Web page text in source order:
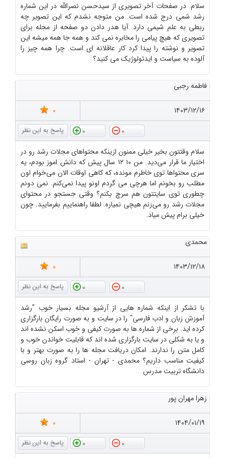
سلام. در صفحات آخر تصویری از سیدحسن نصرالله در این شماره
رشد شمی درج شده است. من متوجه نشدم که این تصویر چه
ربطی به علم شیمی دارد. آیا هدر دادن دو صفحه از مجله برای
تصویری که هیچ پیامی را مخابره نمی کند و همه جا همه میشه این
تصویر و نوشته را پیدا کرد کار عاقلانه ای است. چرا همه چیز را
آلوده به سیاست و ایدئولوژیک می کنید؟
فاطمه رجبی
۱۴۰۳/۱۲/۱۶
0
0
0
سلام وقتتون بخیر خیلی ممنون ازینکه محتواهای مجلات رشد رو در
اختیار ما قرار می‌دید. من ۱۰ ۱۲ سال پیش که دانش اموز بودم، یه
سری محتواها توی خاطرم مونده، که کاهی اوقات الان می‌خوام اون
مطلب رو بخونم اما هرچی می گردم اونو پیدا نمی‌کنم. نمی دونم
چطوری توی سایتتون هم سرچ بکنم؟ وقتی جستجو در محتوای
مجلات رشد رو می‌زنم هیچی نمیاره. لطفا راهنماییم بفرمایید. چون
خیلی برام پیش میاد.
محمدی
۱۴۰۳/۱۲/۱۸
0
0
0
با تشکر از اینکه شماره هایی از آرشیو مجله بسیار خوب "رشد
آموزش زبان و ادب فارسی" را در سایت و به صورت رایگان بارگزاری
کرده اید. برخی از شماره ها به صورت کیفی و خوب اسکن نشده اند
و یا به شکلی در سایت بارگزاری شده اند که قابلیت خواندن خوب و
کامل متن را ندارند. امکان دریافت مجله ها را به صورت بهتر و با
کیفیت مناسب داریم؟ محمدی - تهران - استاد گروه زبان روسی
دانشگاه تربیت مدرس
زهرا مهران پور
۱۴۰۴/۰۱/۱۹
0
0
0